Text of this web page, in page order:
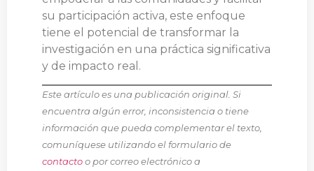
su participación activa, este enfoque
tiene el potencial de transformar la
investigación en una práctica significativa
y de impacto real.
Este artículo es una publicación original. Si
encuentra algún error, inconsistencia o tiene
información que pueda complementar el texto,
comuníquese utilizando el formulario de
contactoo por correo electrónico a